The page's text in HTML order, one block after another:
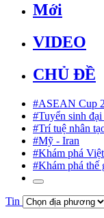
Mới
VIDEO
CHỦ ĐỀ
#ASEAN Cup
#Tuyển sinh
#Trí tuệ nhân
#Mỹ - Iran
#Khám phá
#Khám phá thế
Tin